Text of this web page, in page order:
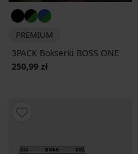
PREMIUM
3PACK Bokserki BOSS ONE
250,99 zł